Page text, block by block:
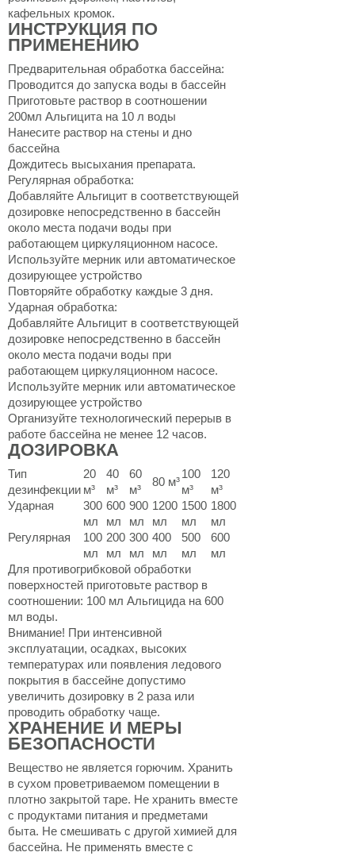
кафельных кромок.
ИНСТРУКЦИЯ ПО
ПРИМЕНЕНИЮ
Предварительная обработка бассейна:
Проводится до запуска воды в бассейн
Приготовьте раствор в соотношении
200мл Альгицита на 10 л воды
Нанесите раствор на стены и дно
бассейна
Дождитесь высыхания препарата.
Регулярная обработка:
Добавляйте Альгицит в соответствующей
дозировке непосредственно в бассейн
около места подачи воды при
работающем циркуляционном насосе.
Используйте мерник или автоматическое
дозирующее устройство
Повторяйте обработку каждые 3 дня.
Ударная обработка:
Добавляйте Альгицит в соответствующей
дозировке непосредственно в бассейн
около места подачи воды при
работающем циркуляционном насосе.
Используйте мерник или автоматическое
дозирующее устройство
Организуйте технологический перерыв в
работе бассейна не менее 12 часов.
ДОЗИРОВКА
Тип
дезинфекции
20
м³
40
м³
60
м³
80 м³
100
м³
120
м³
Ударная
300
мл
600
мл
900
мл
1200
мл
1500
мл
1800
мл
Регулярная
100
мл
200
мл
300
мл
400
мл
500
мл
600
мл
Для противогрибковой обработки
поверхностей приготовьте раствор в
соотношении: 100 мл Альгицида на 600
мл воды.
Внимание! При интенсивной
эксплуатации, осадках, высоких
температурах или появления ледового
покрытия в бассейне допустимо
увеличить дозировку в 2 раза или
проводить обработку чаще.
ХРАНЕНИЕ И МЕРЫ
БЕЗОПАСНОСТИ
Вещество не является горючим. Хранить
в сухом проветриваемом помещении в
плотно закрытой таре. Не хранить вместе
с продуктами питания и предметами
быта. Не смешивать с другой химией для
бассейна. Не применять вместе с